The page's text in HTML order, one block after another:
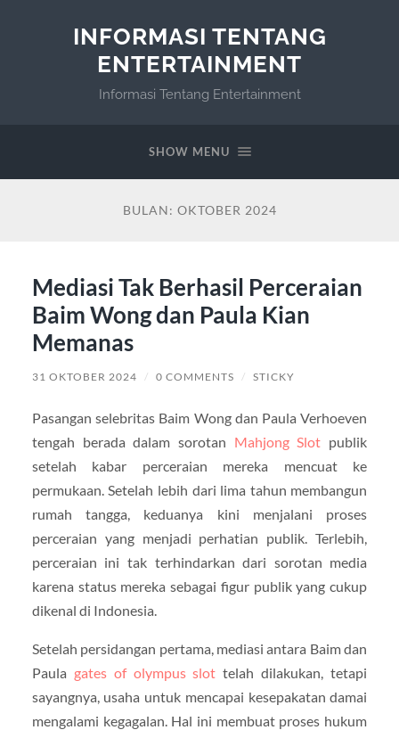
INFORMASI TENTANG
ENTERTAINMENT
Informasi Tentang Entertainment
SHOW MENU
BULAN: OKTOBER 2024
Mediasi Tak Berhasil Perceraian
Baim Wong dan Paula Kian
Memanas
31 OKTOBER 2024 / 0 COMMENTS / STICKY
Pasangan selebritas Baim Wong dan Paula Verhoeven
tengah berada dalam sorotan Mahjong Slot publik
setelah kabar perceraian mereka mencuat ke
permukaan. Setelah lebih dari lima tahun membangun
rumah tangga, keduanya kini menjalani proses
perceraian yang menjadi perhatian publik. Terlebih,
perceraian ini tak terhindarkan dari sorotan media
karena status mereka sebagai figur publik yang cukup
dikenal di Indonesia.
Setelah persidangan pertama, mediasi antara Baim dan
Paula gates of olympus slot telah dilakukan, tetapi
sayangnya, usaha untuk mencapai kesepakatan damai
mengalami kegagalan. Hal ini membuat proses hukum